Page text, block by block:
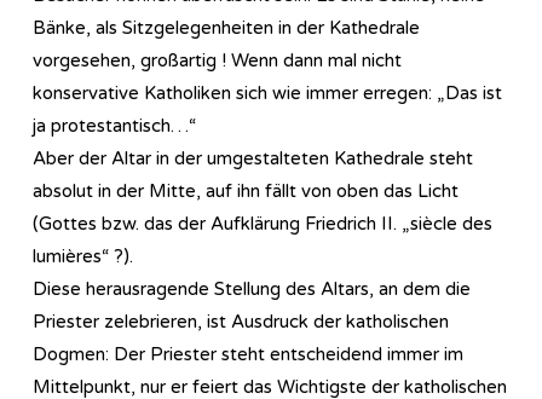
Bänke, als Sitzgelegenheiten in der Kathedrale
vorgesehen, großartig ! Wenn dann mal nicht
konservative Katholiken sich wie immer erregen: „Das ist
ja protestantisch…“
Aber der Altar in der umgestalteten Kathedrale steht
absolut in der Mitte, auf ihn fällt von oben das Licht
(Gottes bzw. das der Aufklärung Friedrich II. „siècle des
lumières“ ?).
Diese herausragende Stellung des Altars, an dem die
Priester zelebrieren, ist Ausdruck der katholischen
Dogmen: Der Priester steht entscheidend immer im
Mittelpunkt, nur er feiert das Wichtigste der katholischen